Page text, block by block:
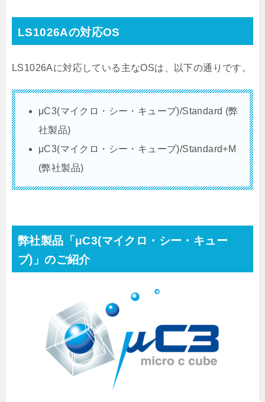
LS1026Aの対応OS
LS1026Aに対応している主なOSは、以下の通りです。
μC3(マイクロ・シー・キューブ)/Standard (弊
社製品)
μC3(マイクロ・シー・キューブ)/Standard+M
(弊社製品)
弊社製品「μC3(マイクロ・シー・キュー
ブ)」のご紹介